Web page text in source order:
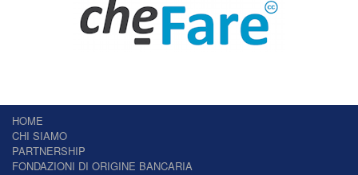
HOME
CHI SIAMO
PARTNERSHIP
FONDAZIONI DI ORIGINE BANCARIA